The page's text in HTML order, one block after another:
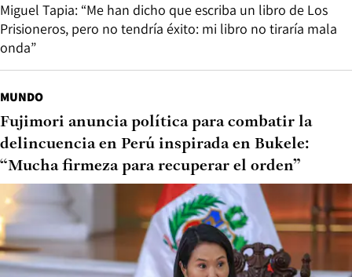
Miguel Tapia: “Me han dicho que escriba un libro de Los
Prisioneros, pero no tendría éxito: mi libro no tiraría mala
onda”
MUNDO
Fujimori anuncia política para combatir la
delincuencia en Perú inspirada en Bukele:
“Mucha firmeza para recuperar el orden”